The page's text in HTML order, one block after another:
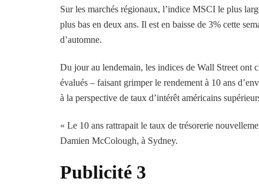
Sur les marchés régionaux, l’indice MSCI le plus
plus bas en deux ans. Il est en baisse de 3% cette
d’automne.
Du jour au lendemain, les indices de Wall Street ont
évalués – faisant grimper le rendement à 10 ans
à la perspective de taux d’intérêt américains
« Le 10 ans rattrapait le taux de trésorerie
Damien McColough, à Sydney.
Publicité 3